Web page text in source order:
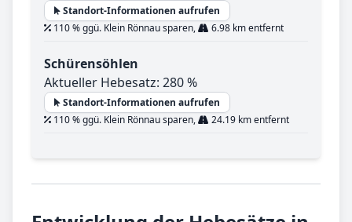
Standort-Informationen aufrufen
110 % ggü. Klein Rönnau sparen,
6.98 km entfernt
Schürensöhlen
Aktueller Hebesatz: 280 %
Standort-Informationen aufrufen
110 % ggü. Klein Rönnau sparen,
24.19 km entfernt